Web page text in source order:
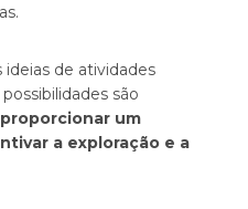
ideias de atividades
são
um
a exploração e a